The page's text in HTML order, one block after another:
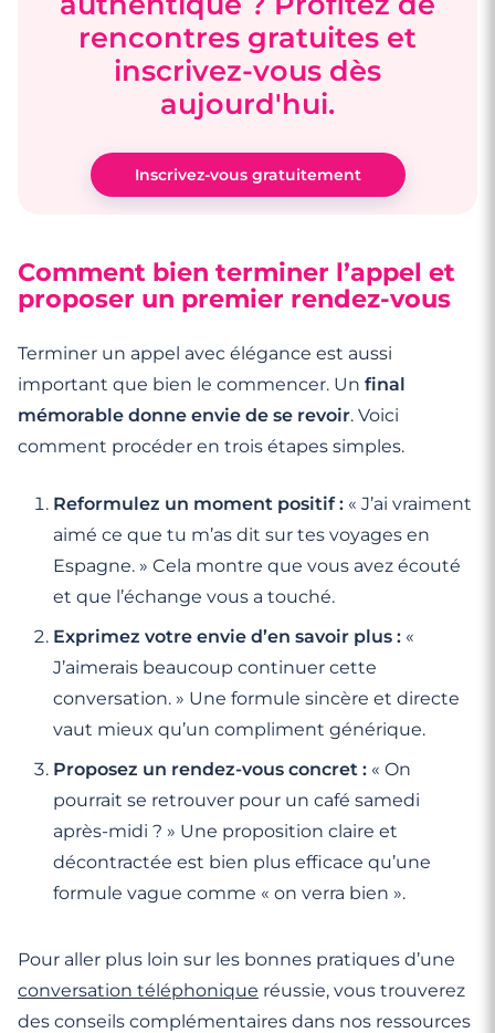
rencontres gratuites et
inscrivez-vous dès
aujourd'hui.
Inscrivez-vous gratuitement
Comment bien terminer l’appel et
proposer un premier rendez-vous
Terminer un appel avec élégance est aussi
important que bien le commencer. Un final
mémorable donne envie de se revoir. Voici
comment procéder en trois étapes simples.
Reformulez un moment positif : « J’ai vraiment
aimé ce que tu m’as dit sur tes voyages en
Espagne. » Cela montre que vous avez écouté
et que l’échange vous a touché.
Exprimez votre envie d’en savoir plus : «
J’aimerais beaucoup continuer cette
conversation. » Une formule sincère et directe
vaut mieux qu’un compliment générique.
Proposez un rendez-vous concret : « On
pourrait se retrouver pour un café samedi
après-midi ? » Une proposition claire et
décontractée est bien plus efficace qu’une
formule vague comme « on verra bien ».
Pour aller plus loin sur les bonnes pratiques d’une
conversation téléphonique réussie, vous trouverez
des conseils complémentaires dans nos ressources